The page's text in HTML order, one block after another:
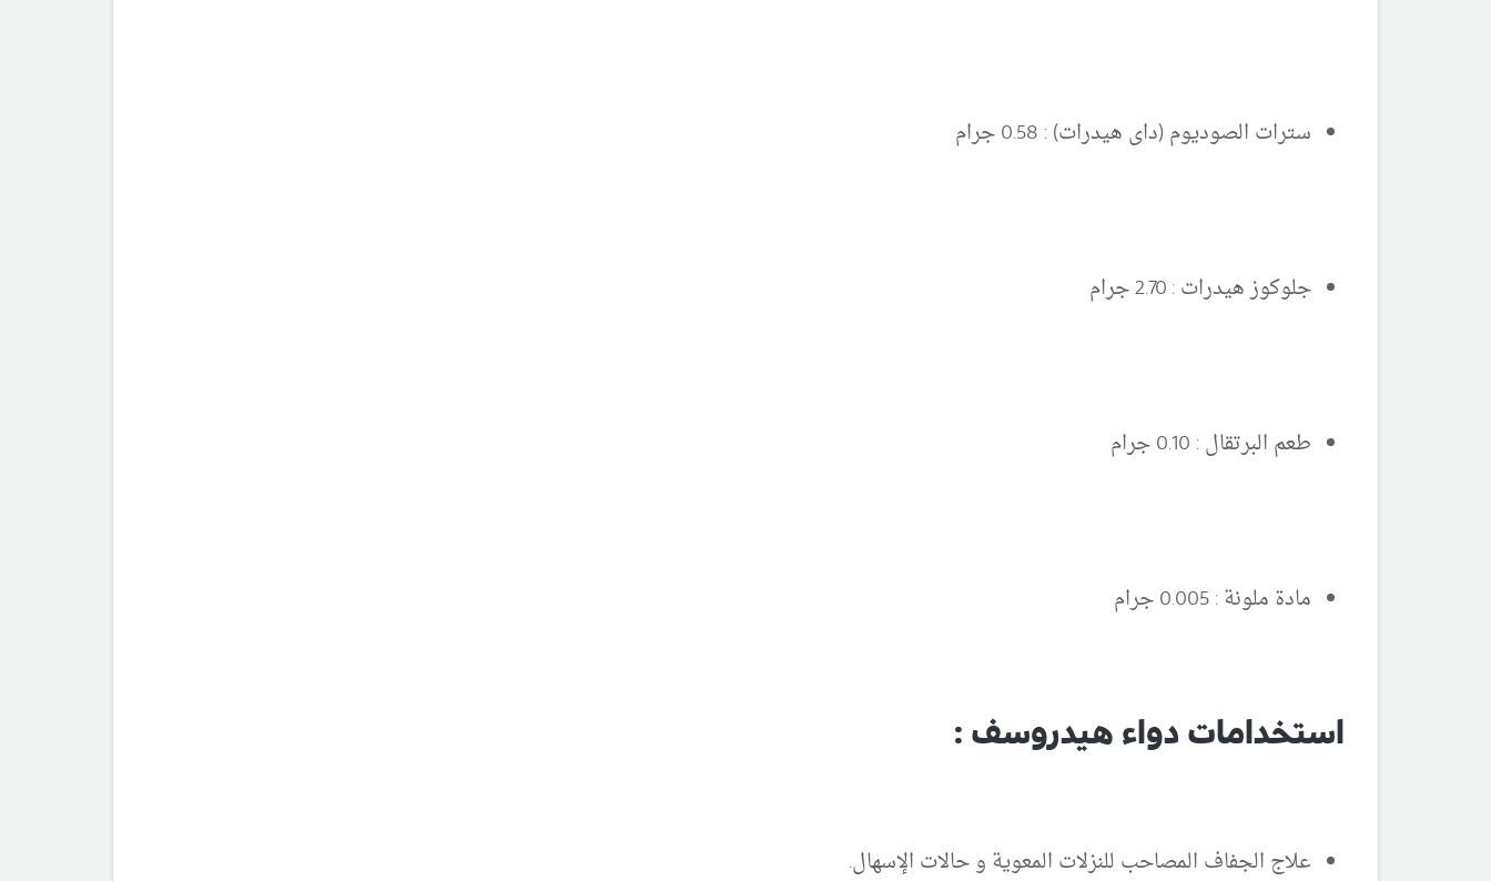
سترات الصوديوم (داى هيدرات) : 0.58 جرام
جلوكوز هيدرات : 2.70 جرام
طعم البرتقال : 0.10 جرام
مادة ملونة : 0.005 جرام
استخدامات دواء هيدروسف :
علاج الجفاف المصاحب للنزلات المعوية و حالات الإسهال.